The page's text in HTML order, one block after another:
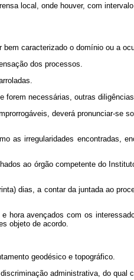
local, onde houver, com
caracterizado o domínio ou a
dos processos.
forem necessárias, outras
deverá pronunciar-se
irregularidades encontradas,
ao órgão competente do
dias, a contar da juntada ao
hora avençados com os
objeto de acordo.
geodésico e topográfico.
administrativa, do qual